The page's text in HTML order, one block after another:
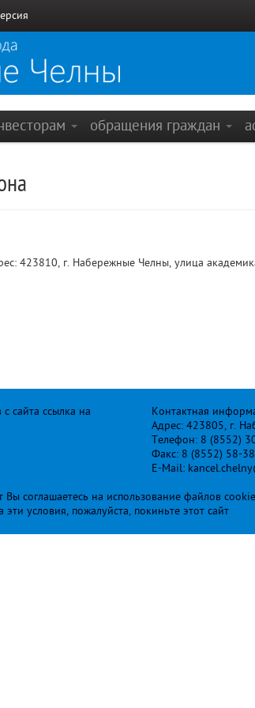
обращения граждан
423810, г. Набережные Челны, улица
сайта ссылка на
Контактная
Адрес: 423805, г.
Телефон: 8 (8552)
Факс: 8 (8552) 58-
E-Mail:
соглашаетесь на использование файлов
условия, пожалуйста, покиньте этот сайт